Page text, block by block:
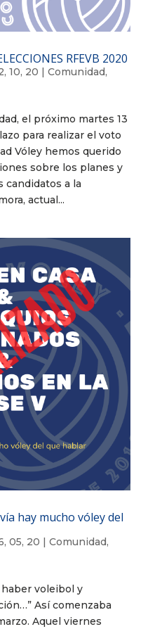
RFEVB 2020
10, 20 | Comunidad,
el próximo martes 13
para realizar el voto
Vóley hemos querido
sobre los planes y
candidatos a la
actual...
hay mucho vóley del
05, 20 | Comunidad,
voleibol y
Así comenzaba
Aquel viernes